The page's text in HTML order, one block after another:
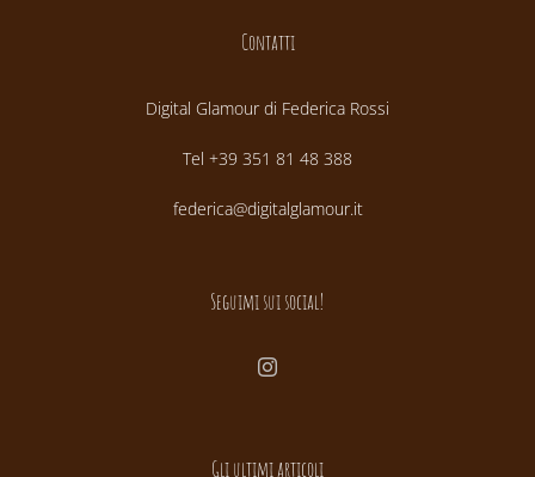
Contatti
Digital Glamour di Federica Rossi
Tel +39 351 81 48 388
federica@digitalglamour.it
Seguimi sui social!
Gli ultimi articoli